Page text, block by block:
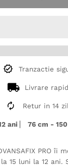
Tranzactie
Livrare
Retur in 14
ani 76 cm -
PRO îi
15 luni la 12 ani.